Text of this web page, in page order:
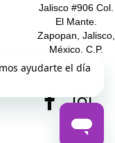
Jalisco #906 Col.
El Mante.
Zapopan, Jalisco,
México. C.P.
45235